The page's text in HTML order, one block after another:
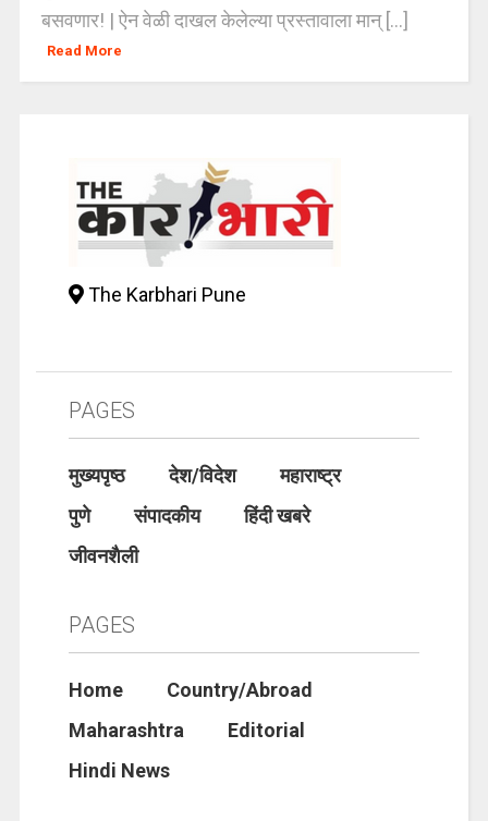
बसवणार! | ऐन वेळी दाखल केलेल्या प्रस्तावाला मान् [...]
Read More
The Karbhari Pune
PAGES
मुख्यपृष्ठ देश/विदेश
महाराष्ट्र
पुणे
संपादकीय
हिंदी खबरे
जीवनशैली
PAGES
Home
Country/Abroad
Maharashtra
Editorial
Hindi News